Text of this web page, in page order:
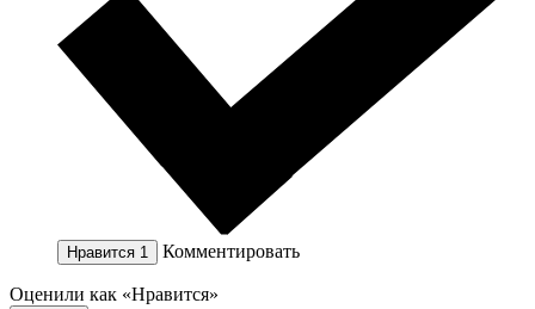
Нравится 1 Комментировать
Оценили как «Нравится»